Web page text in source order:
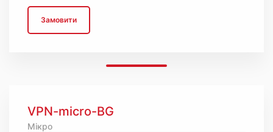
Замовити
VPN-micro-BG
Мікро